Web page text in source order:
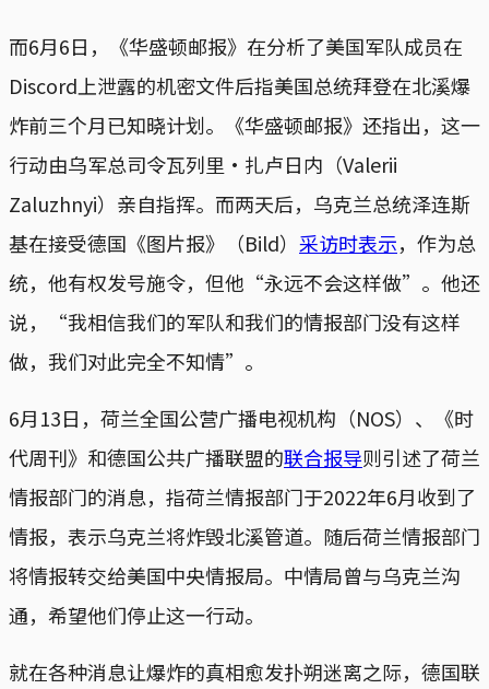
而6月6日，《华盛顿邮报》在分析了美国军队成员在
Discord上泄露的机密文件后指美国总统拜登在北溪爆
炸前三个月已知晓计划。《华盛顿邮报》还指出，这一
行动由乌军总司令瓦列里·扎卢日内（Valerii
Zaluzhnyi）亲自指挥。而两天后，乌克兰总统泽连斯
基在接受德国《图片报》（Bild） 采访时表示，作为总
统，他有权发号施令，但他“永远不会这样做”。他还
说，“我相信我们的军队和我们的情报部门没有这样
做，我们对此完全不知情”。
6月13日，荷兰全国公营广播电视机构（NOS）、《时
代周刊》和德国公共广播联盟的联合报导则引述了荷兰
情报部门的消息，指荷兰情报部门于2022年6月收到了
情报，表示乌克兰将炸毁北溪管道。随后荷兰情报部门
将情报转交给美国中央情报局。中情局曾与乌克兰沟
通，希望他们停止这一行动。
就在各种消息让爆炸的真相愈发扑朔迷离之际，德国联